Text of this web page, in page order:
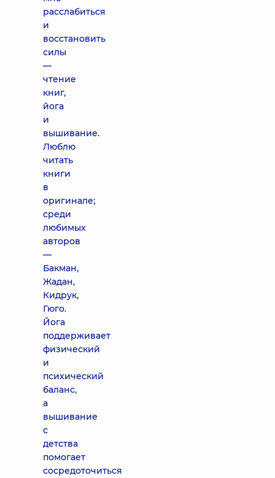
расслабиться
и
восстановить
силы
—
чтение
книг,
йога
и
вышивание.
Люблю
читать
книги
в
оригинале;
среди
любимых
авторов
—
Бакман,
Жадан,
Кидрук,
Гюго.
Йога
поддерживает
физический
и
психический
баланс,
а
вышивание
с
детства
помогает
сосредоточиться